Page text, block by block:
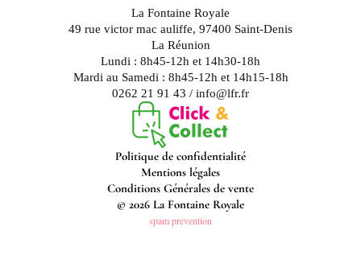
La Fontaine Royale
49 rue victor mac auliffe, 97400 Saint-Denis
La Réunion
Lundi : 8h45-12h et 14h30-18h
Mardi au Samedi : 8h45-12h et 14h15-18h
0262 21 91 43 / info@lfr.fr
Politique de confidentialité
Mentions légales
Conditions Générales de vente
© 2026 La Fontaine Royale
spam prevention